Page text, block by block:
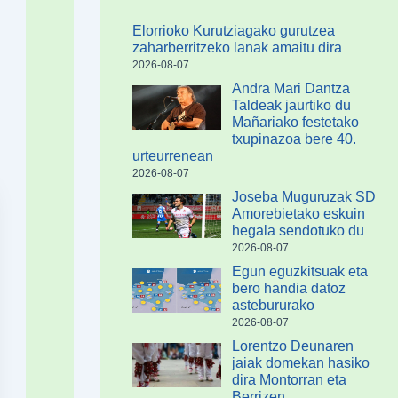
Elorrioko Kurutziagako gurutzea
zaharberritzeko lanak amaitu dira
2026-08-07
Andra Mari Dantza
Taldeak jaurtiko du
Mañariako festetako
txupinazoa bere 40.
urteurrenean
2026-08-07
Joseba Muguruzak SD
Amorebietako eskuin
hegala sendotuko du
2026-08-07
Egun eguzkitsuak eta
bero handia datoz
astebururako
2026-08-07
Lorentzo Deunaren
jaiak domekan hasiko
dira Montorran eta